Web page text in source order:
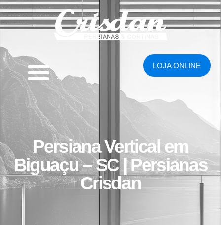
LOJA ONLINE
Persiana Vertical em
Biguaçu – SC | Persianas
Crisdan